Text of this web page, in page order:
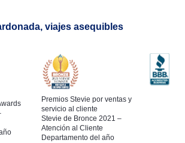
viajes asequibles
Premios Stevie por ventas y
servicio al cliente
Stevie de Bronce 2021 –
Atención al Cliente
Departamento del año